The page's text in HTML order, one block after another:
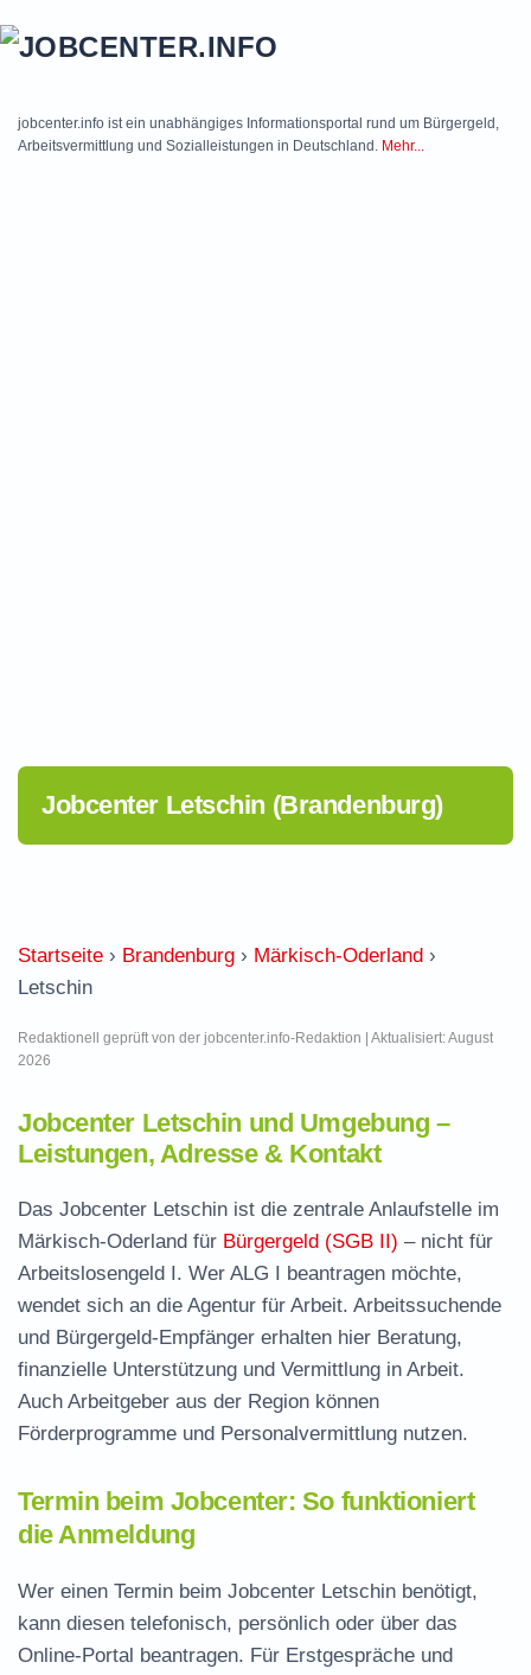
jobcenter.info ist ein unabhängiges Informationsportal rund um Bürgergeld,
Arbeitsvermittlung und Sozialleistungen in Deutschland. Mehr...
Jobcenter Letschin (Brandenburg)
Startseite › Brandenburg › Märkisch-Oderland ›
Letschin
Redaktionell geprüft von der jobcenter.info-Redaktion | Aktualisiert: August
2026
Jobcenter Letschin und Umgebung –
Leistungen, Adresse & Kontakt
Das Jobcenter Letschin ist die zentrale Anlaufstelle im
Märkisch-Oderland für Bürgergeld (SGB II) – nicht für
Arbeitslosengeld I. Wer ALG I beantragen möchte,
wendet sich an die Agentur für Arbeit. Arbeitssuchende
und Bürgergeld-Empfänger erhalten hier Beratung,
finanzielle Unterstützung und Vermittlung in Arbeit.
Auch Arbeitgeber aus der Region können
Förderprogramme und Personalvermittlung nutzen.
Termin beim Jobcenter: So funktioniert
die Anmeldung
Wer einen Termin beim Jobcenter Letschin benötigt,
kann diesen telefonisch, persönlich oder über das
Online-Portal beantragen. Für Erstgespräche und